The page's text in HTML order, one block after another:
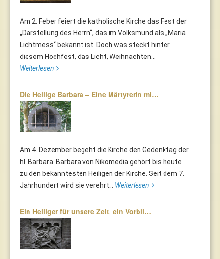
Am 2. Feber feiert die katholische Kirche das Fest der
„Darstellung des Herrn“, das im Volksmund als „Mariä
Lichtmess“ bekannt ist. Doch was steckt hinter
diesem Hochfest, das Licht, Weihnachten...
Weiterlesen
Die Heilige Barbara – Eine Märtyrerin mi…
Am 4. Dezember begeht die Kirche den Gedenktag der
hl. Barbara. Barbara von Nikomedia gehört bis heute
zu den bekanntesten Heiligen der Kirche. Seit dem 7.
Jahrhundert wird sie verehrt... Weiterlesen
Ein Heiliger für unsere Zeit, ein Vorbil…